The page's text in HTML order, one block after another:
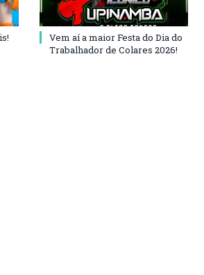
Vem aí a maior Festa do Dia do
Trabalhador de Colares 2026!